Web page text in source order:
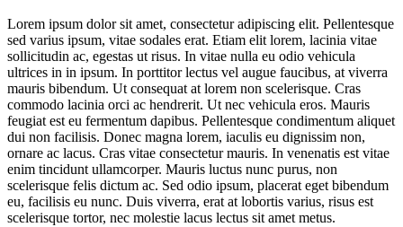
Lorem ipsum dolor sit amet, consectetur adipiscing elit. Pellentesque
sed varius ipsum, vitae sodales erat. Etiam elit lorem, lacinia vitae
sollicitudin ac, egestas ut risus. In vitae nulla eu odio vehicula
ultrices in in ipsum. In porttitor lectus vel augue faucibus, at viverra
mauris bibendum. Ut consequat at lorem non scelerisque. Cras
commodo lacinia orci ac hendrerit. Ut nec vehicula eros. Mauris
feugiat est eu fermentum dapibus. Pellentesque condimentum aliquet
dui non facilisis. Donec magna lorem, iaculis eu dignissim non,
ornare ac lacus. Cras vitae consectetur mauris. In venenatis est vitae
enim tincidunt ullamcorper. Mauris luctus nunc purus, non
scelerisque felis dictum ac. Sed odio ipsum, placerat eget bibendum
eu, facilisis eu nunc. Duis viverra, erat at lobortis varius, risus est
scelerisque tortor, nec molestie lacus lectus sit amet metus.